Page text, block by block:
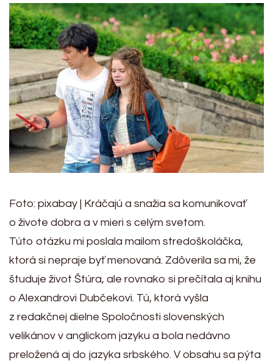
Foto: pixabay | Kráčajú a snažia sa komunikovať
o živote dobra a v mieri s celým svetom.
Túto otázku mi poslala mailom stredoškoláčka,
ktorá si nepraje byť menovaná. Zdôverila sa mi, že
študuje život Štúra, ale rovnako si prečítala aj knihu
o Alexandrovi Dubčekovi. Tú, ktorá vyšla
z redakčnej dielne Spoločnosti slovenských
velikánov v anglickom jazyku a bola nedávno
preložená aj do jazyka srbského. V obsahu sa pýta